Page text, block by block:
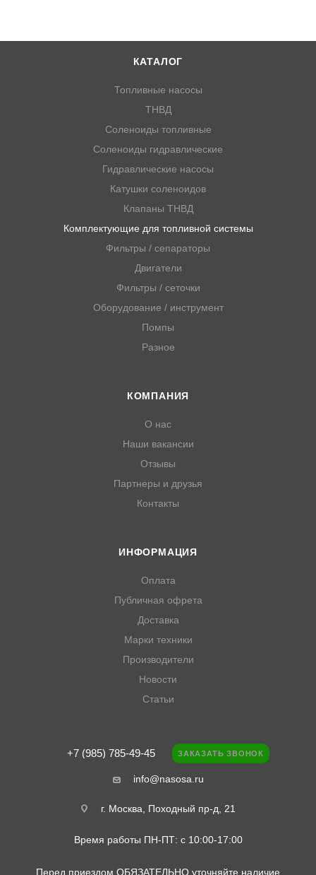
КАТАЛОГ
Топливные насосы
ТНВД
Соленоиды топливные
Соленоиды гидравлические
Гидравлические насосы
Катушки соленоидов
Клапаны ТНВД
Комплектующие для топливной системы
Фильтры / сепараторы
Двигатели
Фильтры / сеточки
Оборудование / инструмент
Помпы
Разное
КОМПАНИЯ
О нас
Наши вакансии
Отзывы
Партнеры и друзья
Контакты
ИНФОРМАЦИЯ
Оплата
Публичная офрета
Доставка
Марки техники
Производители
Новости
Статьи
+7 (985) 785-49-45 ЗАКАЗАТЬ ЗВОНОК
info@nasosa.ru
г. Москва, Походный пр-д, 21
Время работы ПН-ПТ: с 10:00-17:00
Перед приездом ОБЯЗАТЕЛЬНО уточняйте наличие